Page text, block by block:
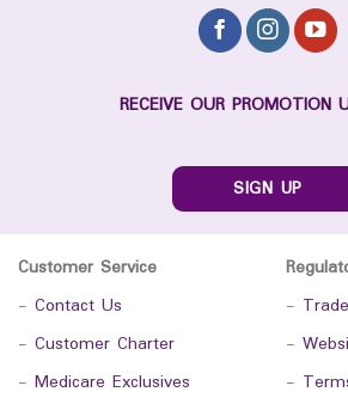
RECEIVE OUR PROMOTION
SIGN UP
Customer Service
- Contact Us
- Customer Charter
- Medicare Exclusives
-
-
-